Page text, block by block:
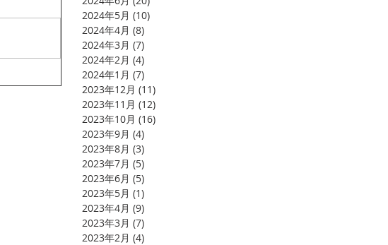
2024年5月 (10)
2024年4月 (8)
2024年3月 (7)
2024年2月 (4)
2024年1月 (7)
2023年12月 (11)
2023年11月 (12)
2023年10月 (16)
2023年9月 (4)
2023年8月 (3)
2023年7月 (5)
2023年6月 (5)
2023年5月 (1)
2023年4月 (9)
2023年3月 (7)
2023年2月 (4)